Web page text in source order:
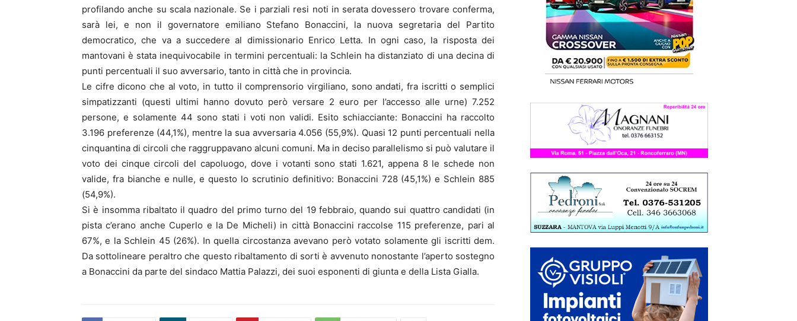
profilando anche su scala nazionale. Se i parziali resi noti in serata dovessero trovare conferma,
sarà lei, e non il governatore emiliano Stefano Bonaccini, la nuova segretaria del Partito
democratico, che va a succedere al dimissionario Enrico Letta. In ogni caso, la risposta dei
mantovani è stata inequivocabile in termini percentuali: la Schlein ha distanziato di una decina di
punti percentuali il suo avversario, tanto in città che in provincia.
Le cifre dicono che al voto, in tutto il comprensorio virgiliano, sono andati, fra iscritti o semplici
simpatizzanti (questi ultimi hanno dovuto però versare 2 euro per l’accesso alle urne) 7.252
persone, e solamente 44 sono stati i voti non validi. Esito schiacciante: Bonaccini ha raccolto
3.196 preferenze (44,1%), mentre la sua avversaria 4.056 (55,9%). Quasi 12 punti percentuali nella
cinquantina di circoli che raggruppavano alcuni comuni. Ma in deciso parallelismo si può valutare il
voto dei cinque circoli del capoluogo, dove i votanti sono stati 1.621, appena 8 le schede non
valide, fra bianche e nulle, e questo lo scrutinio definitivo: Bonaccini 728 (45,1%) e Schlein 885
(54,9%).
Si è insomma ribaltato il quadro del primo turno del 19 febbraio, quando sui quattro candidati (in
pista c’erano anche Cuperlo e la De Micheli) in città Bonaccini raccolse 115 preferenze, pari al
67%, e la Schlein 45 (26%). In quella circostanza avevano però votato solamente gli iscritti dem.
Da sottolineare peraltro che questo ribaltamento di sorti è avvenuto nonostante l’aperto sostegno
a Bonaccini da parte del sindaco Mattia Palazzi, dei suoi esponenti di giunta e della Lista Gialla.